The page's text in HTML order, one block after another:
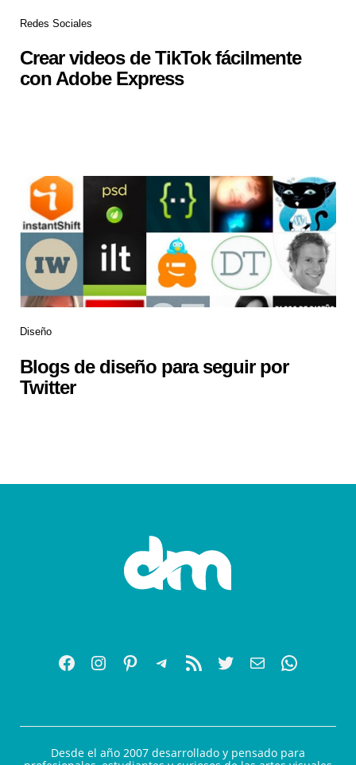
Redes Sociales
Crear videos de TikTok fácilmente
con Adobe Express
Diseño
Blogs de diseño para seguir por
Twitter
Desde el año 2007 desarrollado y pensado para